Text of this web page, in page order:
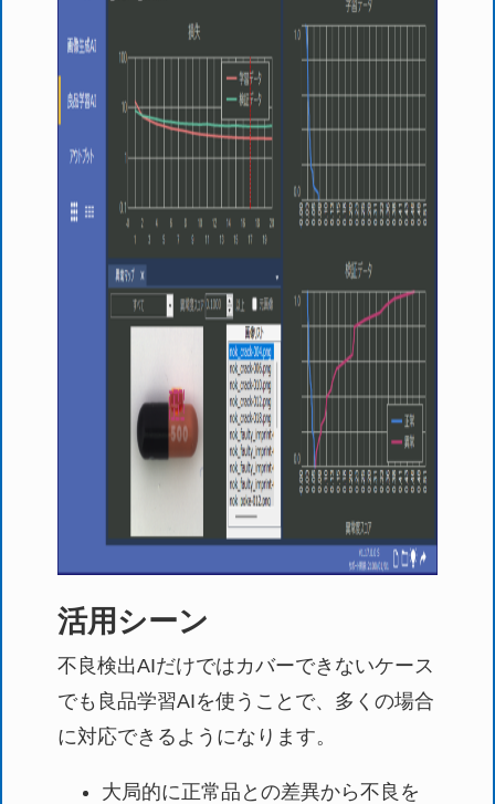
活用シーン
不良検出AIだけではカバーできないケース
でも良品学習AIを使うことで、多くの場合
に対応できるようになります。
大局的に正常品との差異から不良を